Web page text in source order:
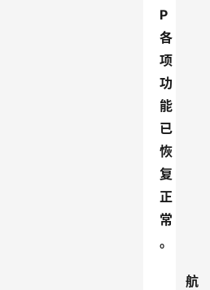
P
各
项
功
能
已
恢
复
正
常
。
航